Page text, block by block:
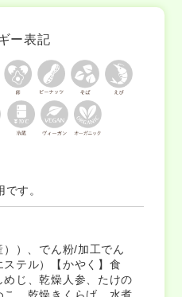
ー表記
す。
））、でん粉/加工でん
テル）【かやく】食
じ、乾燥人参、たけの
、乾燥きくらげ、水煮